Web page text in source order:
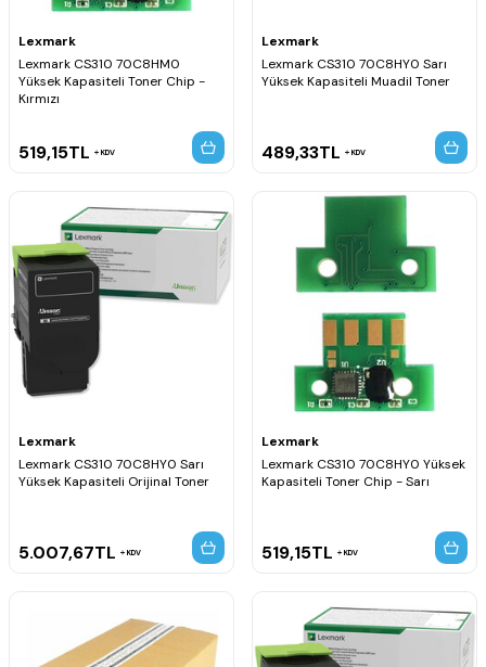
Lexmark
Lexmark CS310 70C8HM0
Yüksek Kapasiteli Toner Chip -
Kırmızı
519,15TL KDV
Lexmark
Lexmark CS310 70C8HY0 Sarı
Yüksek Kapasiteli Muadil Toner
489,33TL KDV
Lexmark
Lexmark CS310 70C8HY0 Sarı
Yüksek Kapasiteli Orijinal Toner
5.007,67TL KDV
Lexmark
Lexmark CS310 70C8HY0 Yüksek
Kapasiteli Toner Chip - Sarı
519,15TL KDV